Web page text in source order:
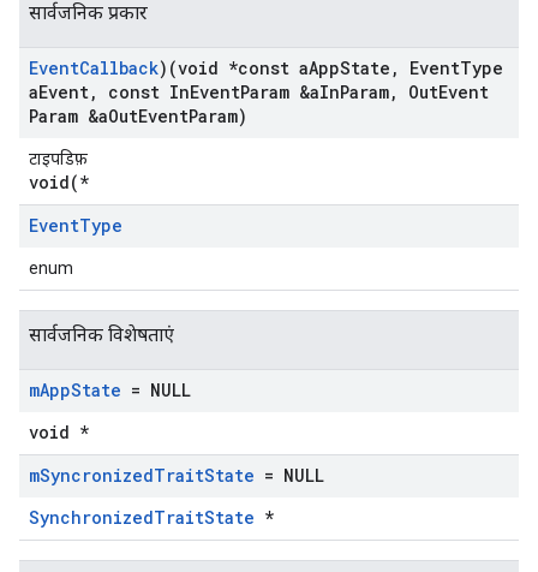
सार्वजनिक प्रकार
EventCallback)(void *const aAppState , EventType
aEvent, const InEventParam &aInParam, OutEvent
Param &aOutEventParam)
टाइपडिफ़
void(*
EventType
enum
सार्वजनिक विशेषताएं
mAppState = NULL
void *
mSyncronizedTraitState = NULL
SynchronizedTraitState *